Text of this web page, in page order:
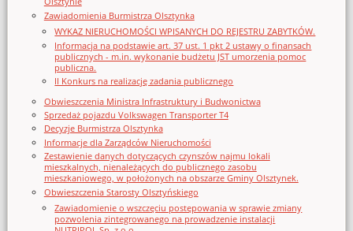
Zawiadomienia Burmistrza Olsztynka
WYKAZ NIERUCHOMOŚCI WPISANYCH DO REJESTRU ZABYTKÓW.
Informacja na podstawie art. 37 ust. 1 pkt 2 ustawy o finansach
publicznych - m.in. wykonanie budżetu JST umorzenia pomoc
publiczna.
II Konkurs na realizację zadania publicznego
Obwieszczenia Ministra Infrastruktury i Budwonictwa
Sprzedaż pojazdu Volkswagen Transporter T4
Decyzje Burmistrza Olsztynka
Informacje dla Zarządców Nieruchomości
Zestawienie danych dotyczących czynszów najmu lokali
mieszkalnych, nienależących do publicznego zasobu
mieszkaniowego, w położonych na obszarze Gminy Olsztynek.
Obwieszczenia Starosty Olsztyńskiego
Zawiadomienie o wszczęciu postępowania w sprawie zmiany
pozwolenia zintegrowanego na prowadzenie instalacji